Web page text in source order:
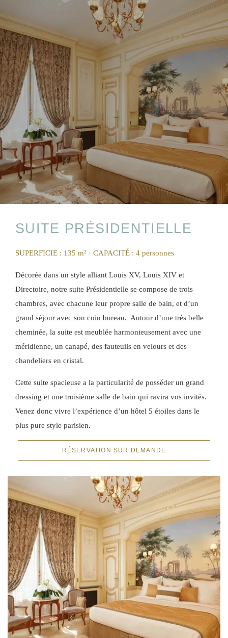
SUITE PRÉSIDENTIELLE
SUPERFICIE : 135 m² · CAPACITÉ : 4 personnes
Décorée dans un style alliant Louis XV, Louis XIV et
Directoire, notre suite Présidentielle se compose de trois
chambres, avec chacune leur propre salle de bain, et d’un
grand séjour avec son coin bureau. Autour d’une très belle
cheminée, la suite est meublée harmonieusement avec une
méridienne, un canapé, des fauteuils en velours et des
chandeliers en cristal.
Cette suite spacieuse a la particularité de posséder un grand
dressing et une troisième salle de bain qui ravira vos invités.
Venez donc vivre l’expérience d’un hôtel 5 étoiles dans le
plus pure style parisien.
RÉSERVATION SUR DEMANDE